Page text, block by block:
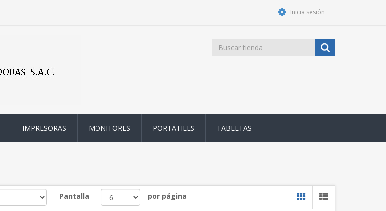
Inicia sesión
IMPRESORAS MONITORES PORTATILES TABLETAS
Pantalla por página